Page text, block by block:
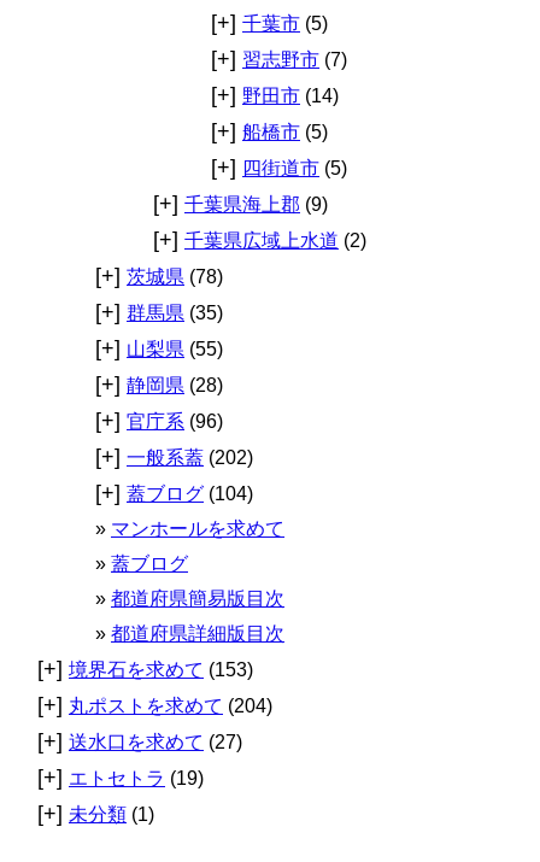
[+] 千葉市 (5)
[+] 習志野市 (7)
[+] 野田市 (14)
[+] 船橋市 (5)
[+] 四街道市 (5)
[+] 千葉県海上郡 (9)
[+] 千葉県広域上水道 (2)
[+] 茨城県 (78)
[+] 群馬県 (35)
[+] 山梨県 (55)
[+] 静岡県 (28)
[+] 官庁系 (96)
[+] 一般系蓋 (202)
[+] 蓋ブログ (104)
マンホールを求めて
蓋ブログ
都道府県簡易版目次
都道府県詳細版目次
[+] 境界石を求めて (153)
[+] 丸ポストを求めて (204)
[+] 送水口を求めて (27)
[+] エトセトラ (19)
[+] 未分類 (1)